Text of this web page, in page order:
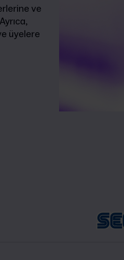
ve
üyelere